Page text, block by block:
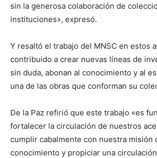
sin la generosa colaboración de
instituciones», expresó.
Y resaltó el trabajo del MNSC en estos
contribuido a crear nuevas líneas de
sin duda, abonan al conocimiento y al
una de las obras que conforman su
De la Paz refirió que este trabajo «es
fortalecer la circulación de nuestros
cumplir cabalmente con nuestra misión
conocimiento y propiciar una